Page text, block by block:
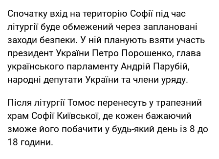
Спочатку вхід на територію Софії під час
літургії буде обмежений через заплановані
заходи безпеки. У ній планують взяти участь
президент України Петро Порошенко, глава
українського парламенту Андрій Парубій,
народні депутати України та члени уряду.
Після літургії Томос перенесуть у трапезний
храм Софії Київської, де кожен бажаючий
зможе його побачити у будь-який день із 8 до
18 години.